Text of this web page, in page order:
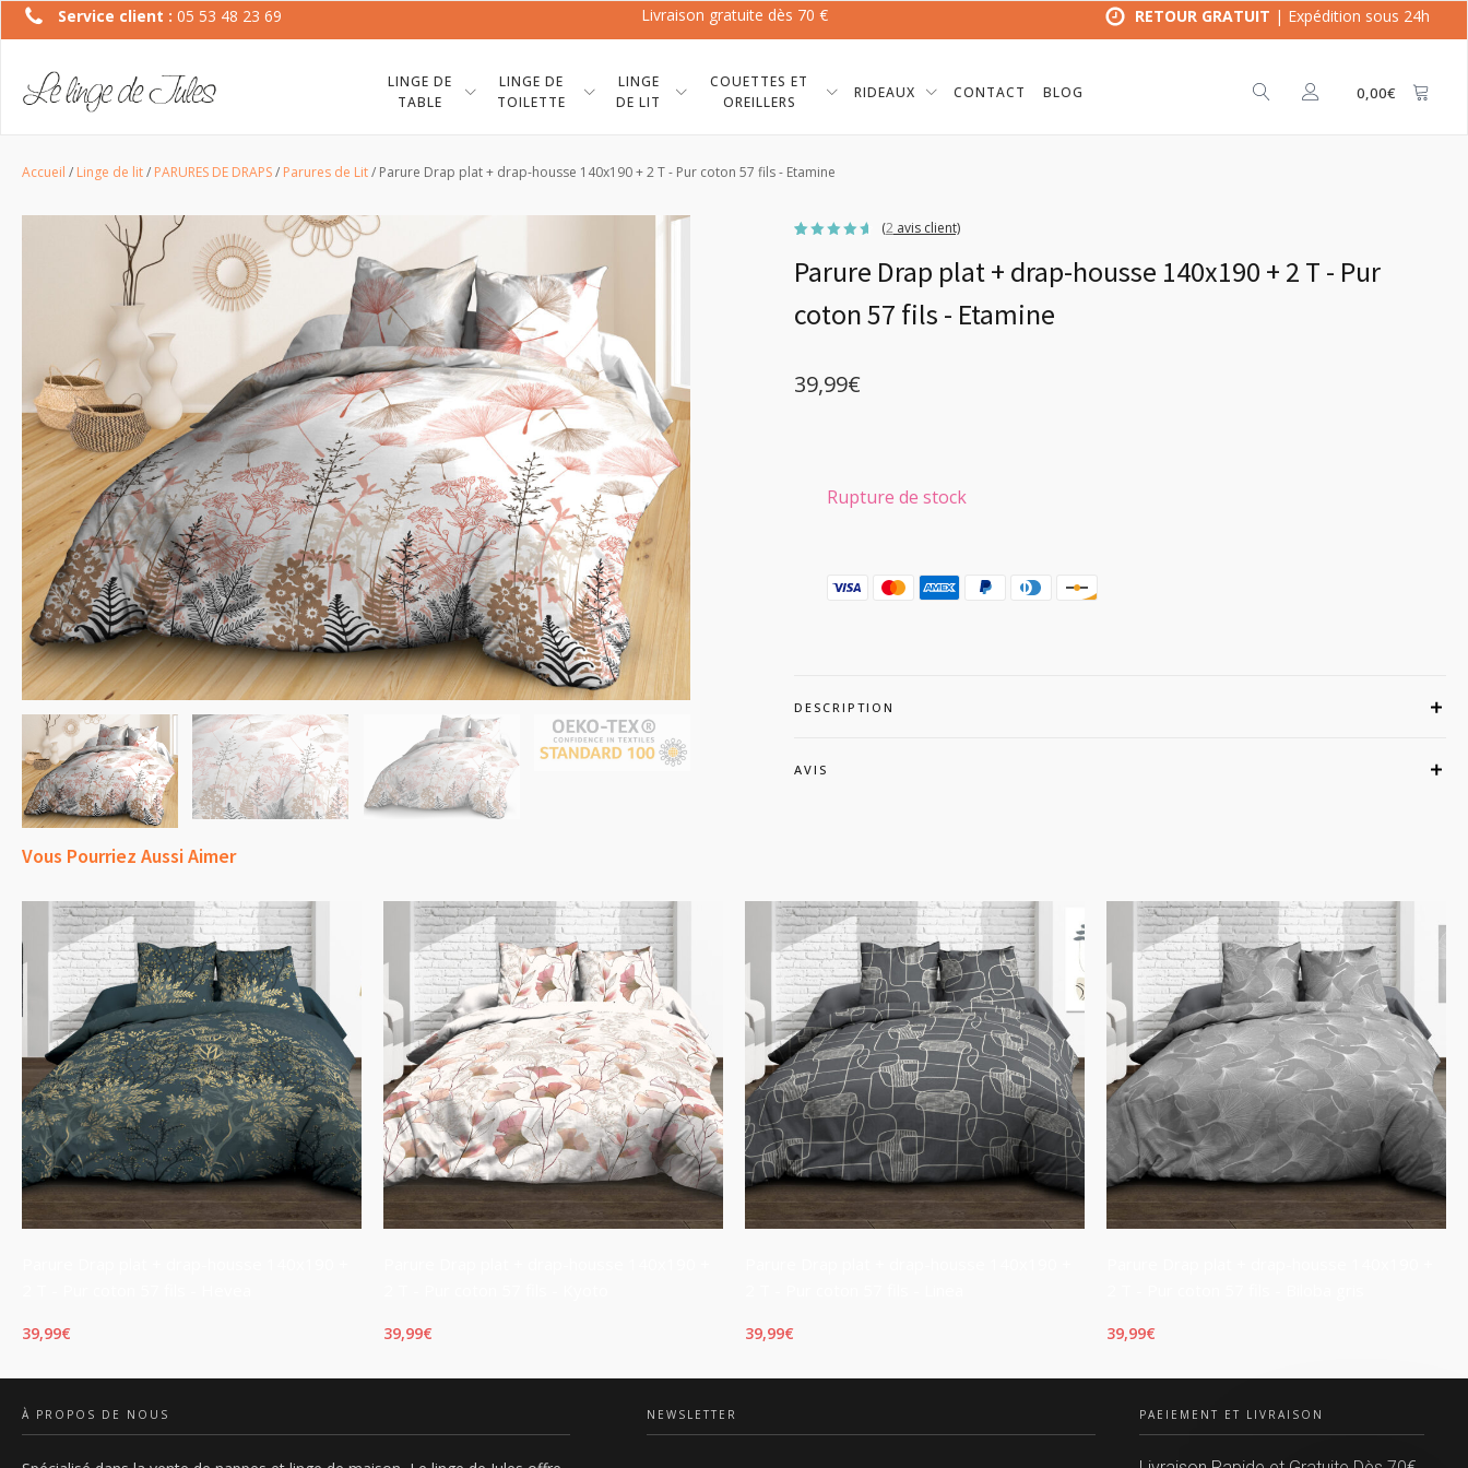
Service client : 05 53 48 23 69 Livraison gratuite dès 70 € RETOUR GRATUIT | Expédition sous 24h
LINGE DE
TABLE
LINGE DE
TOILETTE
LINGE
DE LIT
COUETTES ET
OREILLERS
RIDEAUX CONTACT BLOG 0,00€
Accueil / Linge de lit/ PARURES DE DRAPS/ Parures de Lit/ Parure Drap plat + drap-housse 140x190 + 2 T - Pur coton 57 fils - Etamine
4.50
5 basé
client
(2 avis client)
Parure Drap plat + drap-housse 140x190 + 2 T - Pur
coton 57 fils - Etamine
39,99€
Rupture de stock
DESCRIPTION
AVIS
Vous Pourriez Aussi Aimer
39,99€ 39,99€ 39,99€ 39,99€
À PROPOS DE NOUS NEWSLETTER PAEIEMENT ET LIVRAISON